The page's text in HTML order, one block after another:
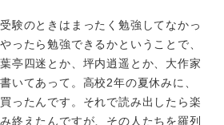
験のときはまったく勉強してなかっ
ったら勉強できるかということで、
亭四迷とか、坪内逍遥とか、大作家
いてあって。高校2年の夏休みに、
ったんです。それで読み出したら楽
終えたんですが、その人たちを羅列